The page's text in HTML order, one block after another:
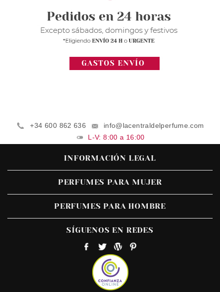
+34 600 862 636
info@lacentraldelperfume.com
L-V: 8:00 a 16:00
INFORMACIÓN LEGAL
PERFUMES PARA MUJER
PERFUMES PARA HOMBRE
SÍGUENOS EN REDES